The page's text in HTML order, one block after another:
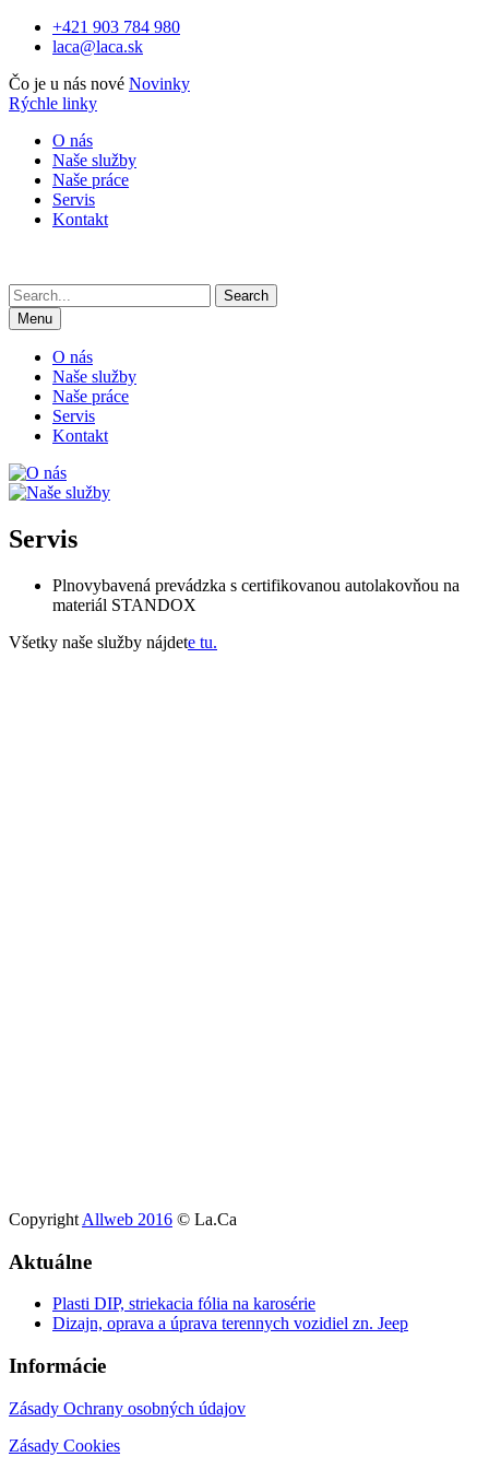
Skip
+421 903 784 980
laca@laca.sk
Čo je u nás nové Novinky
Rýchle linky
O nás
Naše služby
Naše práce
Servis
Kontakt
Search
for:Menu
O nás
Naše služby
Naše práce
Servis
Kontakt
Servis
Plnovybavená prevádzka s certifikovanou autolakovňou na
materiál STANDOX
Všetky naše služby nájdete tu.
Copyright Allweb 2016 © La.Ca
Aktuálne
Plasti DIP, striekacia fólia na karosérie
Dizajn, oprava a úprava terennych vozidiel zn. Jeep
Informácie
Zásady Ochrany osobných údajov
Zásady Cookies